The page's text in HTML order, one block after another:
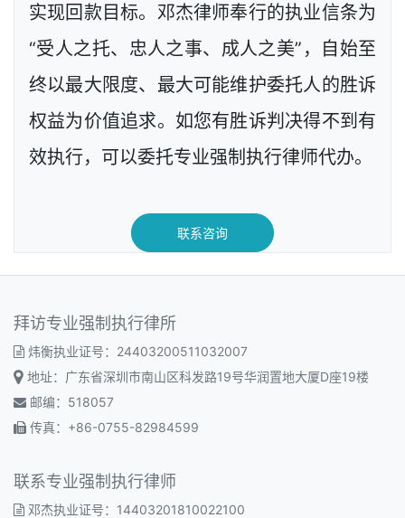
实现回款目标。邓杰律师奉行的执业信条为
“受人之托、忠人之事、成人之美”，自始至
终以最大限度、最大可能维护委托人的胜诉
权益为价值追求。如您有胜诉判决得不到有
效执行，可以委托专业强制执行律师代办。
联系咨询
拜访专业强制执行律所
炜衡执业证号：24403200511032007
地址：广东省深圳市南山区科发路19号华润置地大厦D座19楼
邮编：518057
传真：+86-0755-82984599
联系专业强制执行律师
邓杰执业证号：14403201810022100